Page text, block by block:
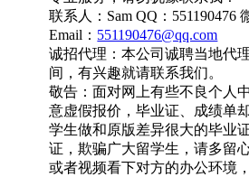
联系人：Sam QQ：551190476
Email： 551190476@qq.com
诚招代理：本公司诚聘当地代
间，有兴趣就请联系我们。
敬告：面对网上有些不良个人
意虚假报价，毕业证、成绩单
学生做和原版差异很大的毕业
证，欺骗广大留学生，请多留
或者视频看下对方的办公环境